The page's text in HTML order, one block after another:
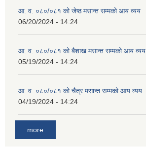
आ. व. ०८०/०८१ को जेष्ठ मसान्त सम्मको आय व्यय
06/20/2024 - 14:24
आ. व. ०८०/०८१ को बैशाख मसान्त सम्मको आय व्यय
05/19/2024 - 14:24
आ. व. ०८०/०८१ को चैत्र मसान्त सम्मको आय व्यय
04/19/2024 - 14:24
more